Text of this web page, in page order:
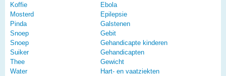
Koffie
Mosterd
Pinda
Snoep
Snoep
Suiker
Thee
Water
Ebola
Epilepsie
Galstenen
Gebit
Gehandicapte kinderen
Gehandicapten
Gewicht
Hart- en vaatziekten